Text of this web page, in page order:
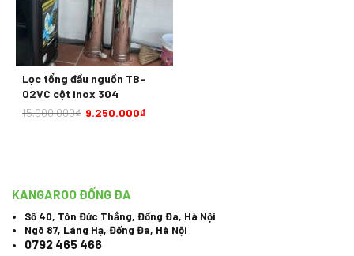
Lọc tổng đầu nguồn TB-
02VC cột inox 304
15.000.000₫ 9.250.000₫
KANGAROO ĐỐNG ĐA
Số 40, Tôn Đức Thắng, Đống Đa, Hà Nội
Ngõ 87, Láng Hạ, Đống Đa, Hà Nội
0792 465 466